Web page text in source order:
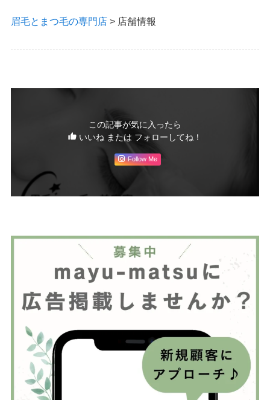
眉毛とまつ毛の専門店> 店舗情報
この記事が気に入ったら
いいね または フォローしてね！
Follow Me